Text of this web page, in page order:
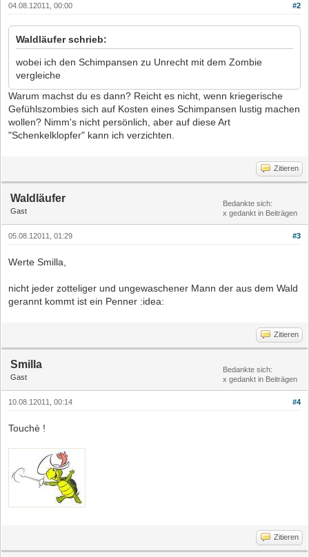
#2
04.08.12011, 00:00
Waldläufer schrieb:
wobei ich den Schimpansen zu Unrecht mit dem Zombie
vergleiche
Warum machst du es dann? Reicht es nicht, wenn kriegerische
Gefühlszombies sich auf Kosten eines Schimpansen lustig machen
wollen? Nimm's nicht persönlich, aber auf diese Art
"Schenkelklopfer" kann ich verzichten.
Zitieren
Waldläufer
Gast
Bedankte sich:
x gedankt in Beiträgen
#3
05.08.12011, 01:29
Werte Smilla,
nicht jeder zotteliger und ungewaschener Mann der aus dem Wald
gerannt kommt ist ein Penner :idea:
Zitieren
Smilla
Gast
Bedankte sich:
x gedankt in Beiträgen
#4
10.08.12011, 00:14
Touchè !
Zitieren